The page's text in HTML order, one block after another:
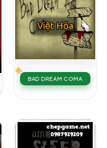
BAD DREAM COMA